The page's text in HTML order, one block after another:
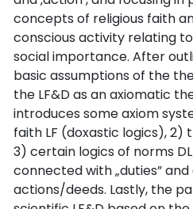
concepts of religious faith
conscious activity relating
social importance. After
basic assumptions of the
the LF&D as an axiomatic
introduces some axiom
faith LF (doxastic logics), 2)
3) certain logics of norms
connected with „duties”
actions/deeds. Lastly, the